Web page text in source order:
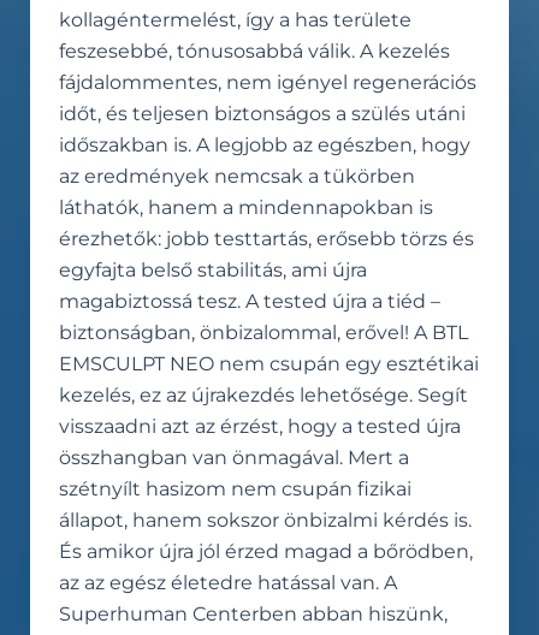
kollagéntermelést, így a has területe
feszesebbé, tónusosabbá válik. A kezelés
fájdalommentes, nem igényel regenerációs
időt, és teljesen biztonságos a szülés utáni
időszakban is. A legjobb az egészben, hogy
az eredmények nemcsak a tükörben
láthatók, hanem a mindennapokban is
érezhetők: jobb testtartás, erősebb törzs és
egyfajta belső stabilitás, ami újra
magabiztossá tesz. A tested újra a tiéd –
biztonságban, önbizalommal, erővel! A BTL
EMSCULPT NEO nem csupán egy esztétikai
kezelés, ez az újrakezdés lehetősége. Segít
visszaadni azt az érzést, hogy a tested újra
összhangban van önmagával. Mert a
szétnyílt hasizom nem csupán fizikai
állapot, hanem sokszor önbizalmi kérdés is.
És amikor újra jól érzed magad a bőrödben,
az az egész életedre hatással van. A
Superhuman Centerben abban hiszünk,